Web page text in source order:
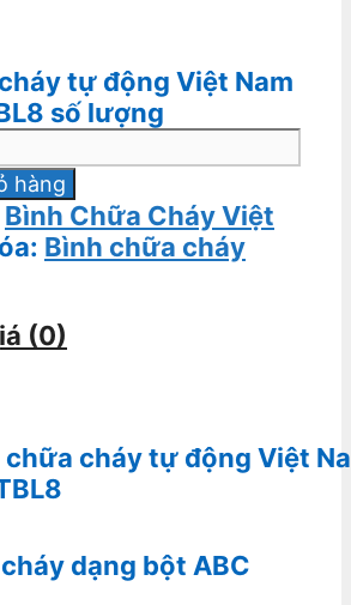
tự động Việt Nam
số lượng
hàng
Bình Chữa Cháy Việt
Bình chữa cháy
(0)
chữa cháy tự động Việt
dạng bột ABC